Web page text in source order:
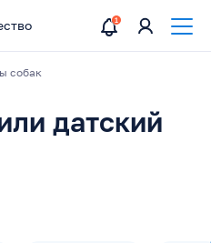
собак
датский